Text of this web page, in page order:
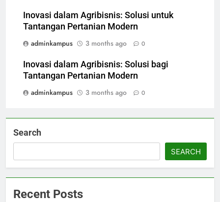
Inovasi dalam Agribisnis: Solusi untuk
Tantangan Pertanian Modern
adminkampus
3 months ago 0
Inovasi dalam Agribisnis: Solusi bagi
Tantangan Pertanian Modern
adminkampus
3 months ago 0
Search
SEARCH
Recent Posts